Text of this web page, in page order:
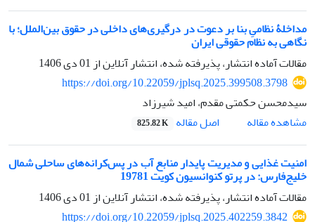
مداخلۀ نظامیِ بنا بر دعوت در درگیری‌های داخلی در حقوق بین‌الملل؛ با
نگاهی به نظام حقوقی ایران
مقالات آماده انتشار، پذیرفته شده، انتشار آنلاین از01 دی 1406
https://doi.org/10.22059/jplsq.2025.399508.3798
سیدمحسن حکمتی مقدم، امید شیرزاد
مشاهده مقاله
اصل مقاله 825.82 K
امنیت غذایی و مدیریت پایدار منابع آب در پس‌کرانه‌های ساحلی شمال
خلیج‌فارس: در پرتو کنوانسیون کویت 19781
مقالات آماده انتشار، پذیرفته شده، انتشار آنلاین از01 دی 1406
https://doi.org/10.22059/jplsq.2025.402259.3842